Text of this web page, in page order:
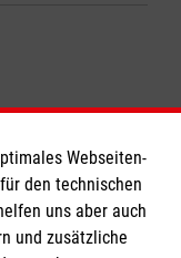
Webseiten-
den technischen
uns aber auch
und zusätzliche